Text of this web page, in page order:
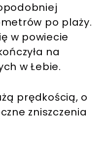
po plaży.
w powiecie
na
w Łebie.
prędkością, o
zniszczenia